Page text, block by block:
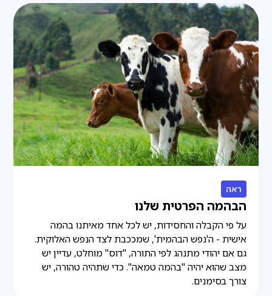
ראה
הבהמה הפרטית שלנו
על פי הקבלה והחסידות, יש לכל אחד מאיתנו בהמה
אישית - ה'נפש הבהמית', שמככבת לצד הנפש האלוקית.
גם אם יהודי מתנהג לפי התורה, "דוס" מוחלט, עדיין יש
מצב שהוא יהיה "בהמה טמאה". כדי שתהיה טהורה, יש
צורך בסימנים.